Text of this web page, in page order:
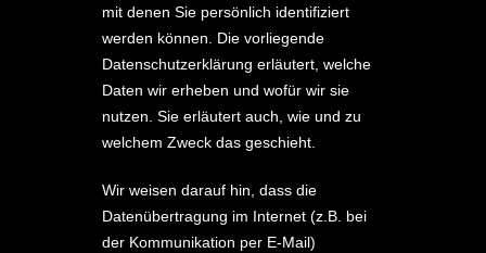
mit denen Sie persönlich identifiziert
werden können. Die vorliegende
Datenschutzerklärung erläutert, welche
Daten wir erheben und wofür wir sie
nutzen. Sie erläutert auch, wie und zu
welchem Zweck das geschieht.
Wir weisen darauf hin, dass die
Datenübertragung im Internet (z.B. bei
der Kommunikation per E-Mail)